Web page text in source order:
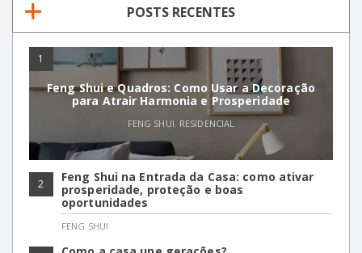
POSTS RECENTES
1
Feng Shui e Quadros: Como Usar a Decoração
para Atrair Harmonia e Prosperidade
FENG SHUI, RESIDENCIAL
2
Feng Shui na Entrada da Casa: como ativar
prosperidade, proteção e boas
oportunidades
FENG SHUI